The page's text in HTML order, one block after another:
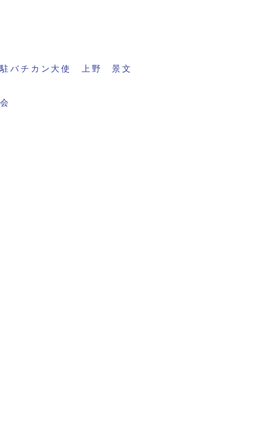
バチカン大使 上野 景文